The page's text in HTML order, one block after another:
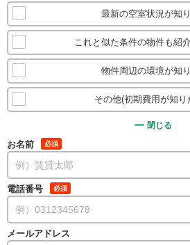
最新の空室状況が知
これと似た条件の物件も紹
物件周辺の環境が知
その他(初期費用が知り
閉じる
お名前 必須
電話番号 必須
メールアドレス